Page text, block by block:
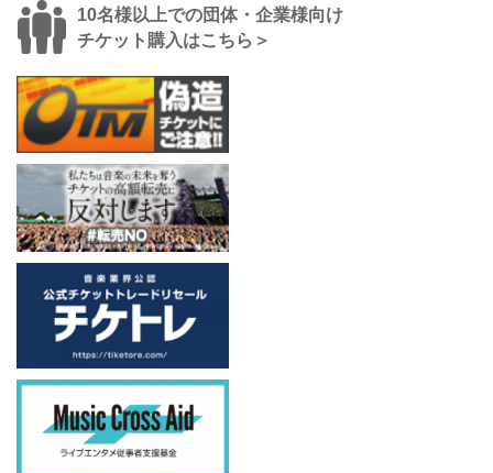
10名様以上での団体・企業様向け
チケット購入はこちら＞